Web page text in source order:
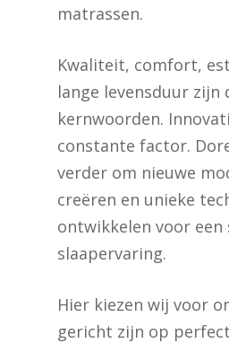
matrassen.
Kwaliteit, comfort,
lange levensduur zijn
kernwoorden.
constante factor.
verder om nieuwe
creëren en unieke
ontwikkelen voor een
slaapervaring.
Hier kiezen wij voor
gericht zijn op